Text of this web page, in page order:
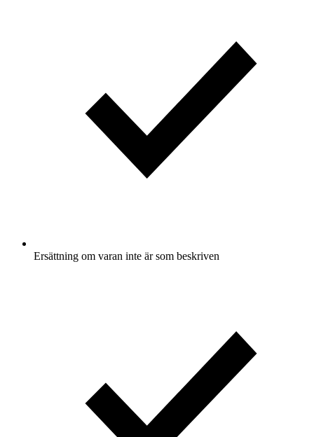
Ersättning om varan inte är som beskriven